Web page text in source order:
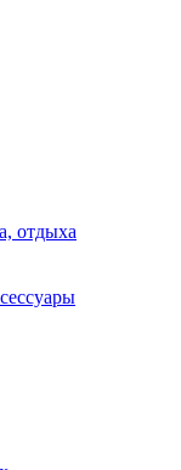
отдыха